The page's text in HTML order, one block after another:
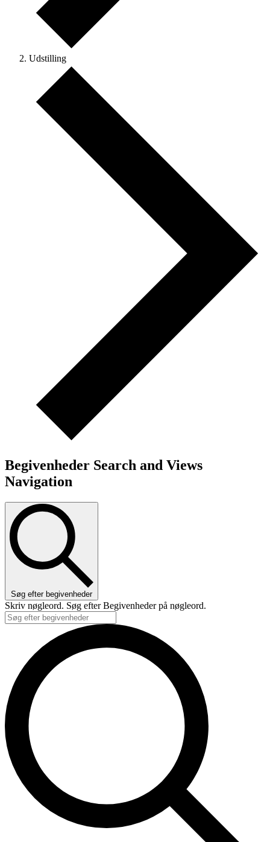
Udstilling
Begivenheder Search and Views
Navigation
Søg efter begivenheder
Skriv nøgleord. Søg efter Begivenheder på nøgleord.